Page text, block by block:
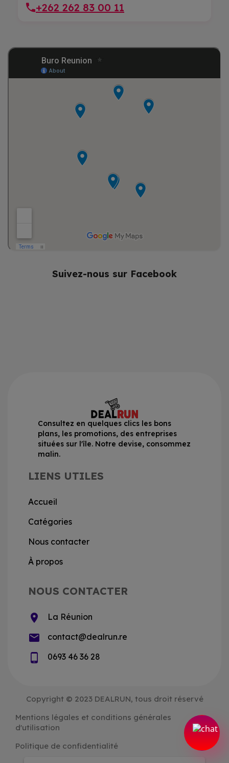
+262 262 83 00 11
Suivez-nous sur Facebook
Consultez en quelques clics les bons
plans, les promotions, des entreprises
situées sur l'île. Notre devise, consommez
malin.
LIENS UTILES
Accueil
Catégories
Nous contacter
À propos
NOUS CONTACTER
location_on La Réunion
email contact@dealrun.re
phone_android 0693 46 36 28
Copyright © 2023 DEALRUN, tous droit réservé
Mentions légales et conditions générales
d'utilisation
Politique de confidentialité